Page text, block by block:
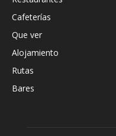
Cafeterías
Que ver
Alojamiento
Rutas
Bares